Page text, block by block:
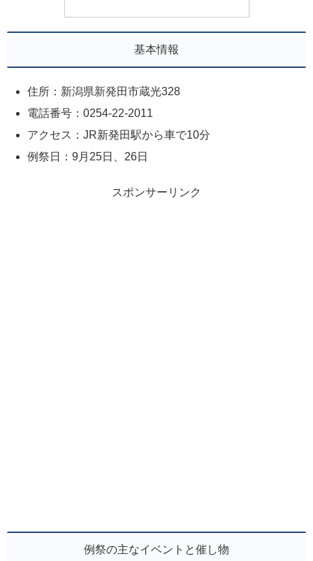
基本情報
住所：新潟県新発田市蔵光328
電話番号：0254-22-2011
アクセス：JR新発田駅から車で10分
例祭日：9月25日、26日
スポンサーリンク
例祭の主なイベントと催し物